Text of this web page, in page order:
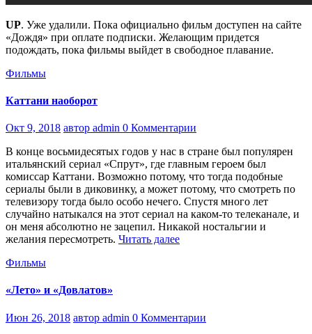
UP. Уже удалили. Пока официально фильм доступен на сайте
«Дождя» при оплате подписки. Желающим придется
подождать, пока фильмы выйдет в свободное плавание.
Фильмы
Каттани наоборот
Окт 9, 2018 автор admin 0 Комментарии
В конце восьмидесятых годов у нас в стране был популярен
итальянский сериал «Спрут», где главным героем был
комиссар Каттани. Возможно потому, что тогда подобные
сериалы были в диковинку, а может потому, что смотреть по
телевизору тогда было особо нечего. Спустя много лет
случайно натыкался на этот сериал на каком-то телеканале, и
он меня абсолютно не зацепил. Никакой ностальгии и
желания пересмотреть. Читать далее
Фильмы
«Лето» и «Довлатов»
Июн 26, 2018 автор admin 0 Комментарии